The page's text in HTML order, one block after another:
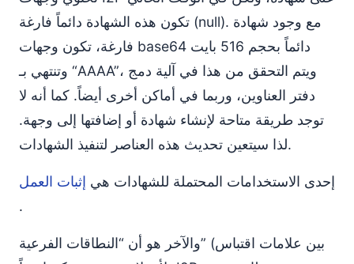
تكون هذه الشهادة دائماً فارغة (null). مع وجود شهادة
فارغة، تكون وجهات base64 دائماً بحجم 516 بايت
وتنتهي بـ “AAAA”، ويتم التحقق من هذا في آلية دمج
دفتر العناوين، وربما في أماكن أخرى أيضاً. كما أنه لا
توجد طريقة متاحة لإنشاء شهادة أو إضافتها إلى وجهة.
لذا سيتعين تحديث هذه العناصر لتنفيذ الشهادات.
إحدى الاستخدامات المحتملة للشهادات هي إثبات العمل
.
والآخر هو أن “النطاقات الفرعية” (بين علامات اقتباس